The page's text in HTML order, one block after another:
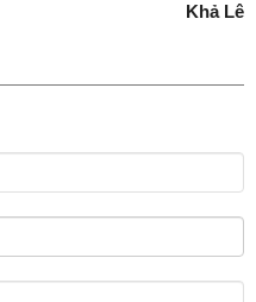
Khả Lê